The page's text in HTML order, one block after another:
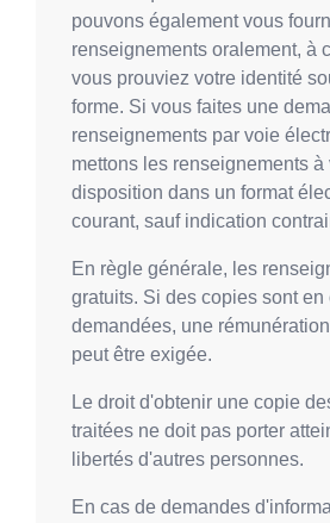
pouvons également vous
renseignements oralement, à
vous prouviez votre identité
forme. Si vous faites une
renseignements par voie
mettons les renseignements à
disposition dans un format
courant, sauf indication
En règle générale, les
gratuits. Si des copies sont en
demandées, une
peut être exigée.
Le droit d'obtenir une copie
traitées ne doit pas porter
libertés d'autres personnes.
En cas de demandes